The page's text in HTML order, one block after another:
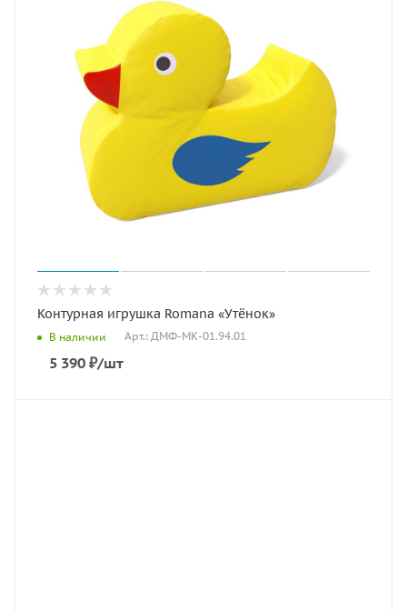
Контурная игрушка Romana «Утёнок»
В наличии Арт.: ДМФ-МК-01.94.01
5 390 ₽/шт